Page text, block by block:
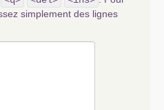
simplement des lignes